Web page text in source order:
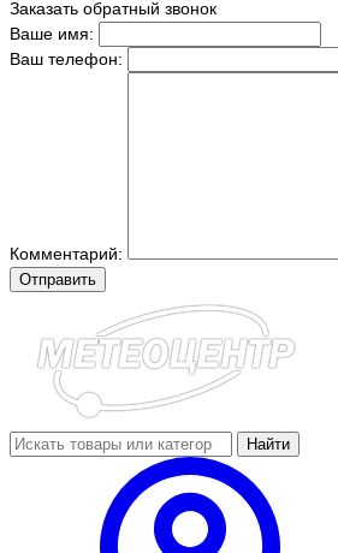
Заказать обратный звонок
Ваше имя:
Ваш телефон:
Комментарий:
Отправить
Найти